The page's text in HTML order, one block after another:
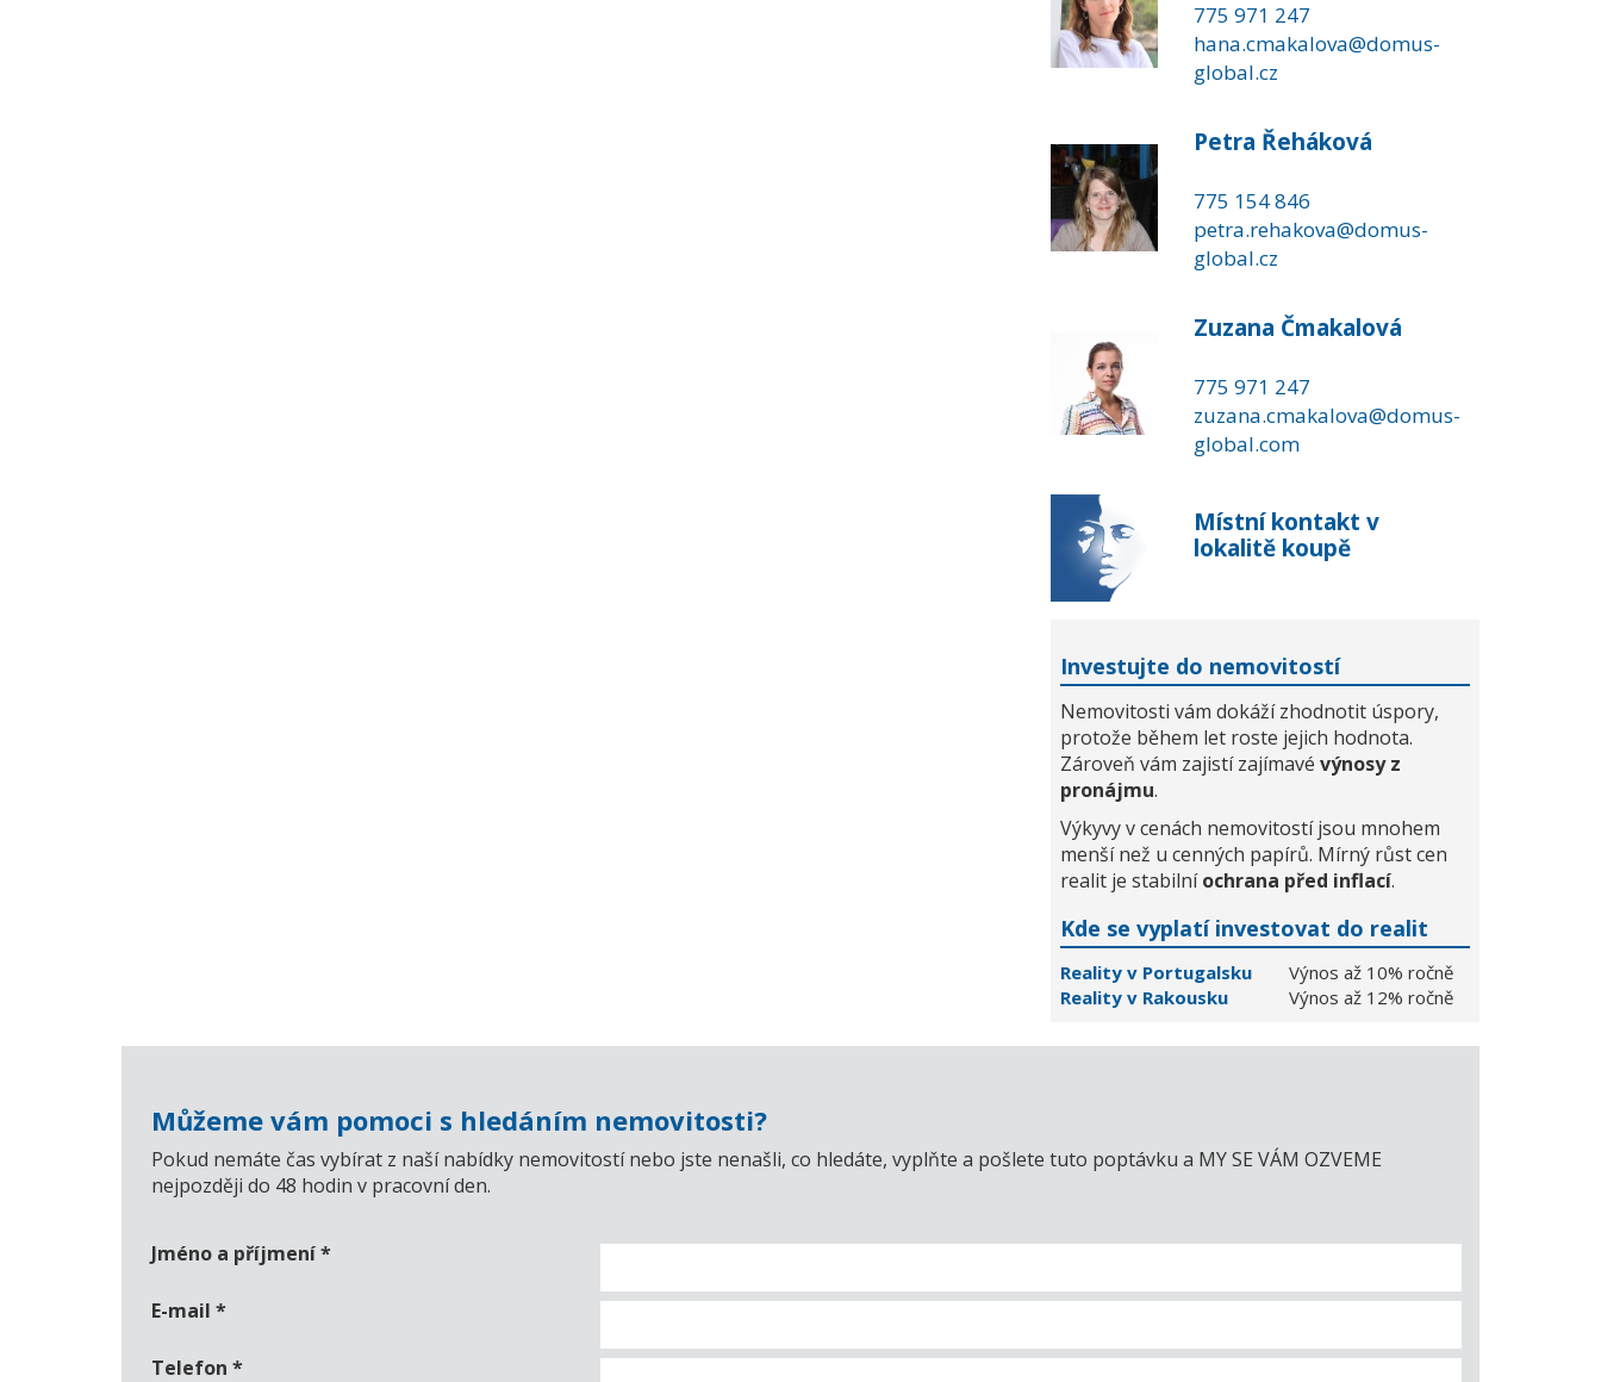
775 971 247
hana.cmakalova@domus-
global.cz
Petra Řeháková
775 154 846
petra.rehakova@domus-
global.cz
Zuzana Čmakalová
775 971 247
zuzana.cmakalova@domus-
global.com
Místní kontakt v
lokalitě koupě
Investujte do nemovitostí
Nemovitosti vám dokáží zhodnotit úspory,
protože během let roste jejich hodnota.
Zároveň vám zajistí zajímavé výnosy z
pronájmu.
Výkyvy v cenách nemovitostí jsou mnohem
menší než u cenných papírů. Mírný růst cen
realit je stabilníochrana před inflací.
Kde se vyplatí investovat do realit
Reality v Portugalsku
Výnos až 10% ročně
Reality v Rakousku
Výnos až 12% ročně
Můžeme vám pomoci s hledáním nemovitosti?
Pokud nemáte čas vybírat z naší nabídky nemovitostí nebo jste nenašli, co hledáte, vyplňte a pošlete tuto poptávku a MY SE VÁM OZVEME
nejpozději do 48 hodin v pracovní den.
Jméno a příjmení*
E-mail *
Telefon *